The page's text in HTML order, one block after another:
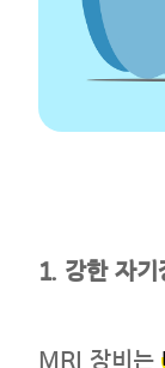
1. 강한 자기
MRI 장비는